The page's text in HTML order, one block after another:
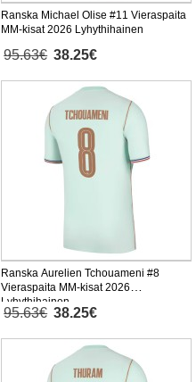
Ranska Michael Olise #11 Vieraspaita
MM-kisat 2026 Lyhythihainen
95.63€ 38.25€
Ranska Aurelien Tchouameni #8
Vieraspaita MM-kisat 2026
Lyhythihainen
95.63€ 38.25€